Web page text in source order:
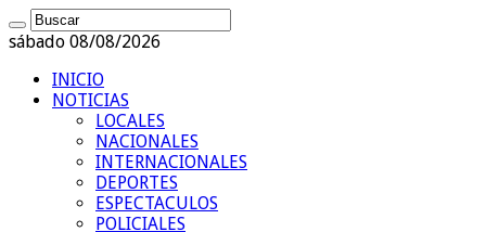
sábado 08/08/2026
INICIO
NOTICIAS
LOCALES
NACIONALES
INTERNACIONALES
DEPORTES
ESPECTACULOS
POLICIALES